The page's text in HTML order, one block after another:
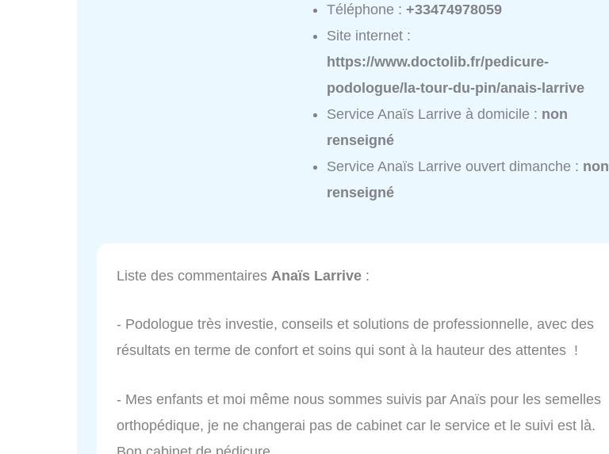
Téléphone :+33474978059
Site internet :
https://www.doctolib.fr/pedicure-
podologue/la-tour-du-pin/anais-larrive
Service Anaïs Larrive à domicile : non
renseigné
Service Anaïs Larrive ouvert dimanche : non
renseigné
Liste des commentaires Anaïs Larrive :
- Podologue très investie, conseils et solutions de professionnelle, avec des
résultats en terme de confort et soins qui sont à la hauteur des attentes !
- Mes enfants et moi même nous sommes suivis par Anaïs pour les semelles
orthopédique, je ne changerai pas de cabinet car le service et le suivi est là.